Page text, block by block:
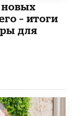
новых
– итоги
для